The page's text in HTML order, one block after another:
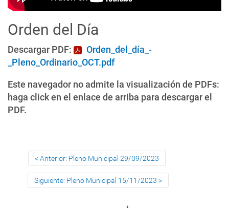
Orden del Día
Descargar PDF:
Orden_del_día_-
_Pleno_Ordinario_OCT.pdf
Este navegador no admite la visualización de PDFs:
haga click en el enlace de arriba para descargar el
PDF.
Anterior: Pleno Municipal 29/09/2023
Siguiente: Pleno Municipal 15/11/2023